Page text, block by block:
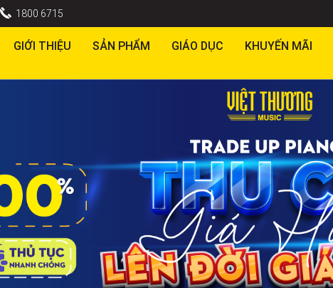
1800 6715
GIỚI THIỆU SẢN PHẨM GIÁO DỤC KHUYẾN MÃI